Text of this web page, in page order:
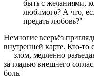
быть с желаниями,
любимого? А что,
предать любовь?"
Немногие всерьёз
внутренней карте. Кто-то
— злом, медленно
за гладью внешнего
боль.